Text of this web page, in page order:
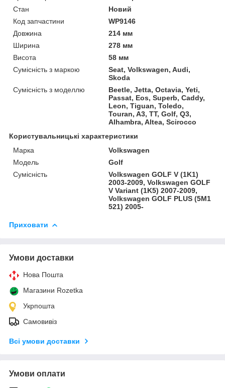
Стан
Новий
Код запчастини
WP9146
Довжина
214 мм
Ширина
278 мм
Висота
58 мм
Сумісність з маркою
Seat, Volkswagen, Audi,
Skoda
Сумісність з моделлю
Beetle, Jetta, Octavia, Yeti,
Passat, Eos, Superb, Caddy,
Leon, Tiguan, Toledo,
Touran, A3, TT, Golf, Q3,
Alhambra, Altea, Scirocco
Користувальницькі характеристики
Марка
Volkswagen
Модель
Golf
Сумісність
Volkswagen GOLF V (1K1)
2003-2009, Volkswagen GOLF
V Variant (1K5) 2007-2009,
Volkswagen GOLF PLUS (5M1
521) 2005-
Приховати
Умови доставки
Нова Пошта
Магазини Rozetka
Укрпошта
Самовивіз
Всі умови доставки
Умови оплати